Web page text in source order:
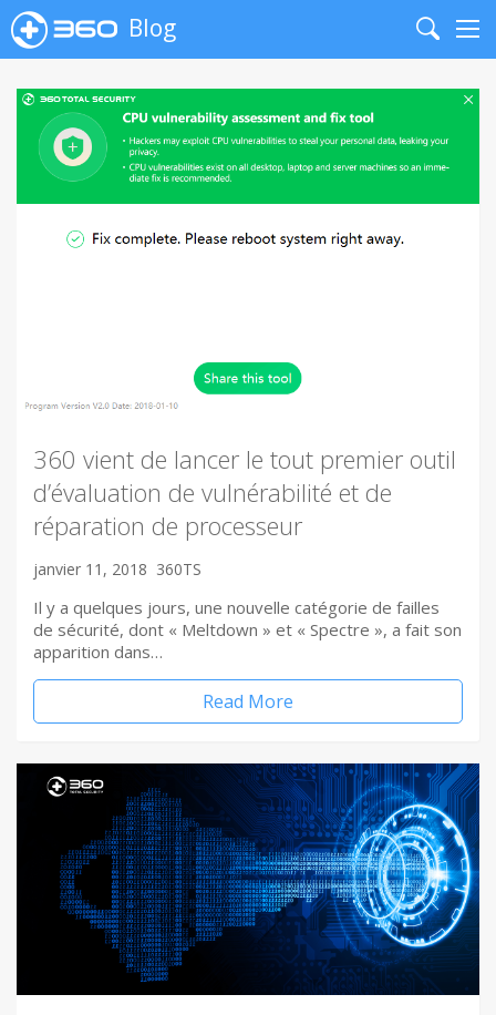
Blog
Search
360 vient de lancer le tout premier outil
d’évaluation de vulnérabilité et de
réparation de processeur
janvier 11, 2018 360TS
Il y a quelques jours, une nouvelle catégorie de failles
de sécurité, dont « Meltdown » et « Spectre », a fait son
apparition dans…
Read More